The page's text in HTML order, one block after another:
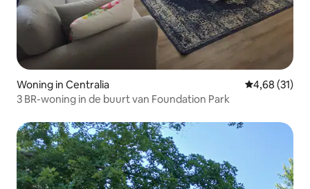
Woning in Centralia Gemiddelde
4,68 (31)
3 BR-woning in de buurt van Foundation Park